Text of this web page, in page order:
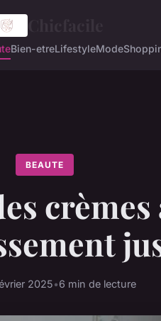
Bien-etreLifestyleMode
BEAUTE
2025•6 min de lecture